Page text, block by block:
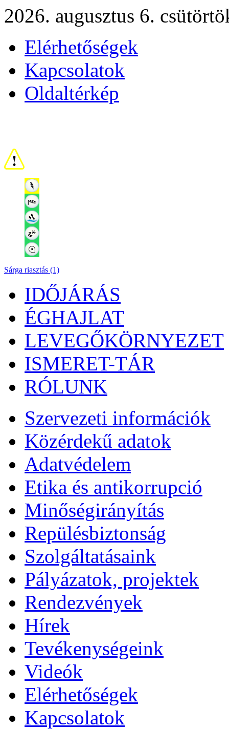
2026. augusztus 6.
Elérhetőségek
Kapcsolatok
Oldaltérkép
Sárga riasztás (1)
IDŐJÁRÁS
ÉGHAJLAT
LEVEGŐKÖRNYEZET
ISMERET-TÁR
RÓLUNK
Szervezeti információk
Közérdekű adatok
Adatvédelem
Etika és antikorrupció
Minőségirányítás
Repülésbiztonság
Szolgáltatásaink
Pályázatok, projektek
Rendezvények
Hírek
Tevékenységeink
Videók
Elérhetőségek
Kapcsolatok